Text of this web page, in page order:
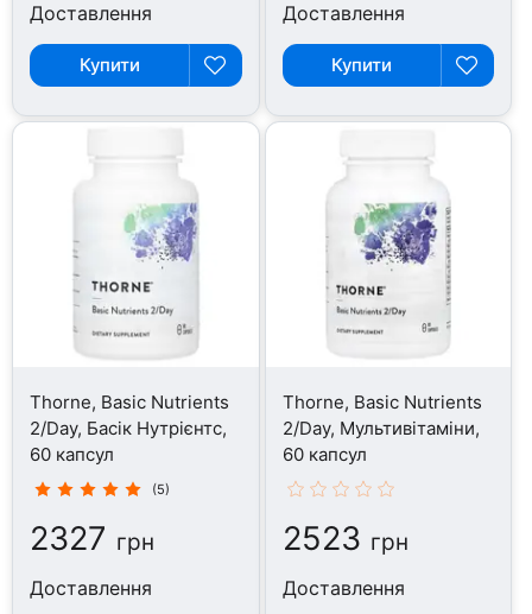
Доставлення
Купити
Доставлення
Купити
Thorne, Basic Nutrients
2/Day, Басік Нутрієнтс,
60 капсул
(5)
2327 грн
Доставлення
Thorne, Basic Nutrients
2/Day, Мультивітаміни,
60 капсул
2523 грн
Доставлення